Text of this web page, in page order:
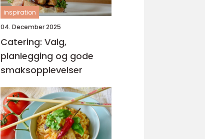
inspiration
04. December 2025
Catering: Valg,
planlegging og gode
smaksopplevelser